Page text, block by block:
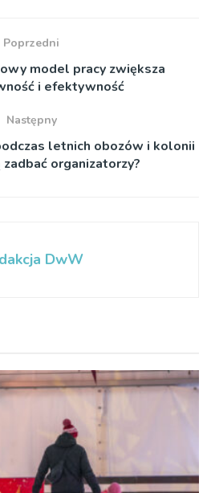
Poprzedni
model pracy zwiększa
i efektywność
Następny
letnich obozów i kolonii
zadbać organizatorzy?
DwW